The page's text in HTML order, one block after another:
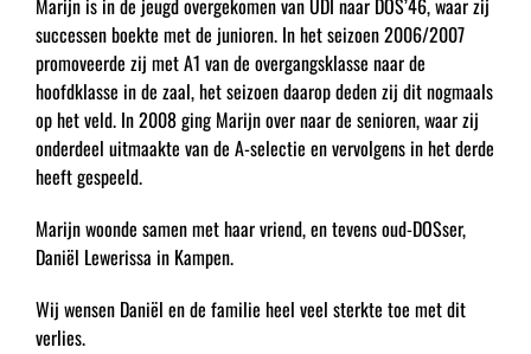
Marijn is in de jeugd overgekomen van UDI naar DOS’46, waar zij
successen boekte met de junioren. In het seizoen 2006/2007
promoveerde zij met A1 van de overgangsklasse naar de
hoofdklasse in de zaal, het seizoen daarop deden zij dit nogmaals
op het veld. In 2008 ging Marijn over naar de senioren, waar zij
onderdeel uitmaakte van de A-selectie en vervolgens in het derde
heeft gespeeld.
Marijn woonde samen met haar vriend, en tevens oud-DOSser,
Daniël Lewerissa in Kampen.
Wij wensen Daniël en de familie heel veel sterkte toe met dit
verlies.